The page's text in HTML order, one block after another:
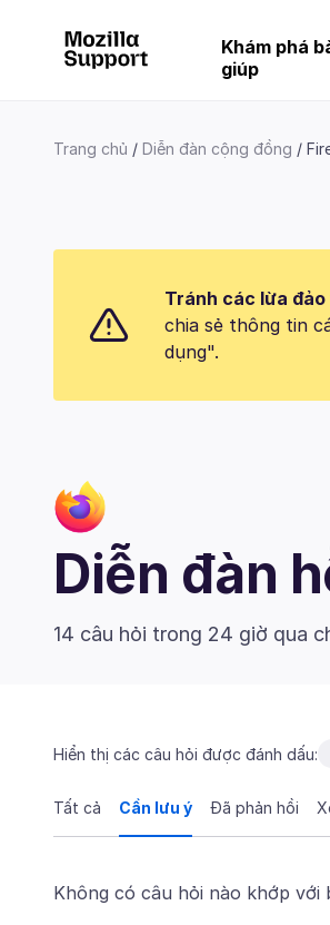
Khám phá
giúp
Trang chủ Diễn đàn cộng đồng
Tránh các lừa
chia sẻ thông tin
dụng".
Diễn đàn
14 câu hỏi trong 24 giờ qua
Hiển thị các câu hỏi được đánh dấu:
Tất cả Cần lưu ý Đã phản hồi
Không có câu hỏi nào khớp với